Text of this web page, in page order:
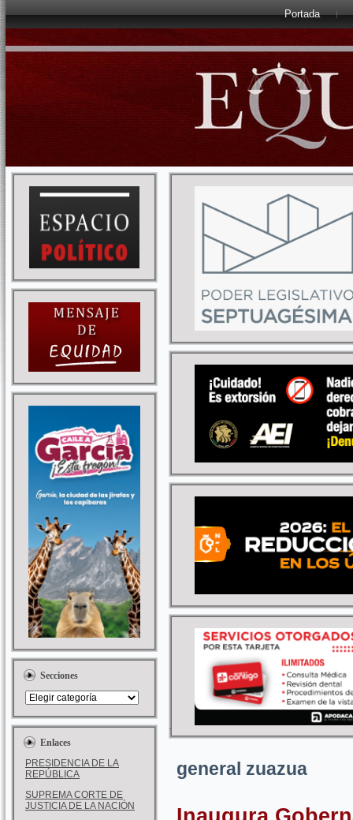
Portada
Secciones
Enlaces
PRESIDENCIA DE LA
REPÚBLICA
SUPREMA CORTE DE
JUSTICIA DE LA NACIÓN
general zuazua